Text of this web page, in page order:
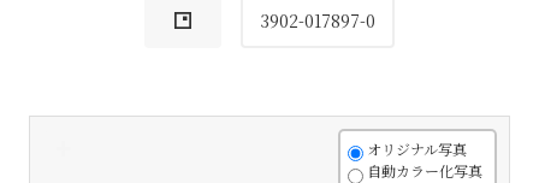
3902-017897-0
オリジナル写真
自動カラー化写真